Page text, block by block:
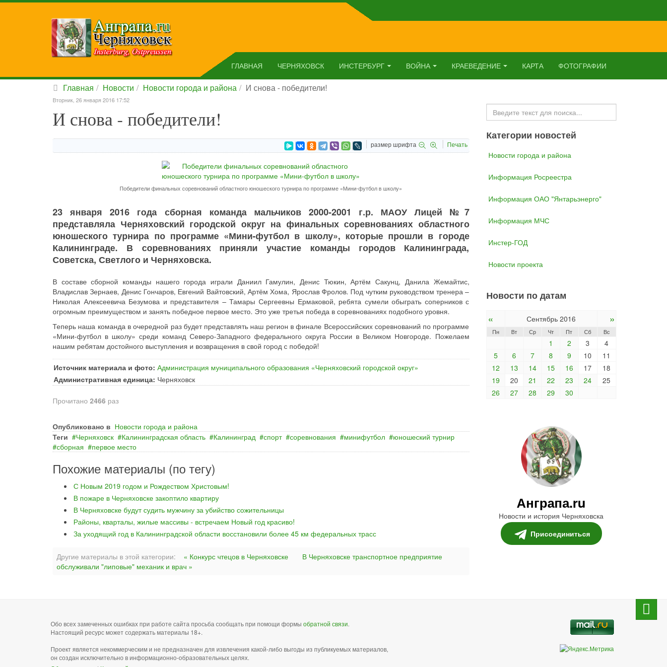
ГЛАВНАЯ ЧЕРНЯХОВСК ИНСТЕРБУРГ ВОЙНА КРАЕВЕДЕНИЕ КАРТА ФОТОГРАФИИ
Главная Новости Новости города и района И снова - победители!
Вторник, 26 января 2016 17:52
И снова - победители!
размер шрифта Печать
Победители финальных соревнований областного юношеского турнира по программе «Мини-футбол в школу»
23 января 2016 года сборная команда мальчиков 2000-2001 г.р. МАОУ Лицей №7
представляла Черняховский городской округ на финальных соревнованиях областного
юношеского турнира по программе «Мини-футбол в школу», которые прошли в городе
Калининграде. В соревнованиях приняли участие команды городов Калининграда,
Советска, Светлого и Черняховска.
В составе сборной команды нашего города играли Даниил Гамулин, Денис Тюкин, Артём Сакунц, Данила Жемайтис,
Владислав Зернаев, Денис Гончаров, Евгений Вайтовский, Артём Хома, Ярослав Фролов. Под чутким руководством тренера –
Николая Алексеевича Безумова и представителя – Тамары Сергеевны Ермаковой, ребята сумели обыграть соперников с
огромным преимуществом и занять победное первое место. Это уже третья победа в соревнованиях подобного уровня.
Теперь наша команда в очередной раз будет представлять наш регион в финале Всероссийских соревнований по программе
«Мини-футбол в школу» среди команд Северо-Западного федерального округа России в Великом Новгороде. Пожелаем
нашим ребятам достойного выступления и возвращения в свой город с победой!
Источник материала и фото: Администрация муниципального образования «Черняховский городской округ»
Административная единица: Черняховск
Прочитано 2466 раз
Опубликовано в Новости города и района
Теги
Черняховск Калининградская область Калининград спорт соревнования минифутбол
юношеский турнир
сборная
первое место
Похожие материалы (по тегу)
С Новым 2019 годом и Рождеством Христовым!
В пожаре в Черняховске закоптило квартиру
В Черняховске будут судить мужчину за убийство сожительницы
Районы, кварталы, жилые массивы - встречаем Новый год красиво!
За уходящий год в Калининградской области восстановили более 45 км федеральных трасс
Другие материалы в этой категории: « Конкурс чтецов в Черняховске
В Черняховске транспортное предприятие
обслуживали "липовые" механик и врач »
Искать...
Категории новостей
Новости города и района
Информация Росреестра
Информация ОАО "Янтарьэнерго"
Информация МЧС
Инстер-ГОД
Новости проекта
Новости по датам
« Сентябрь 2016 »
Пн Вт Ср Чт Пт Сб Вс
1 2 3
4
5
6 7 8 9 10
11
12
13 14 15 16 17
18
19
20 21 22 23 24
25
26
27 28 29 30
Анграпа.ru
Новости и история Черняховска
Присоединиться
Обо всех замеченных ошибках при работе сайта просьба сообщать при помощи формы обратной связи.
Настоящий ресурс может содержать материалы 18+.
Проект является некоммерческим и не предназначен для извлечения какой-либо выгоды из публикуемых материалов,
он создан исключительно в информационно-образовательных целях.